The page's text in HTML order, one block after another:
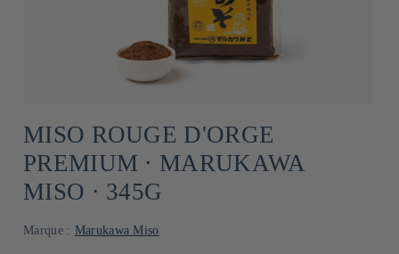
MISO ROUGE D'ORGE
PREMIUM ⋅ MARUKAWA
MISO ⋅ 345G
Marque : Marukawa Miso